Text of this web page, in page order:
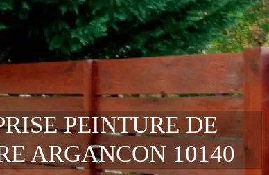
PEINTURE DE
ARGANCON 10140